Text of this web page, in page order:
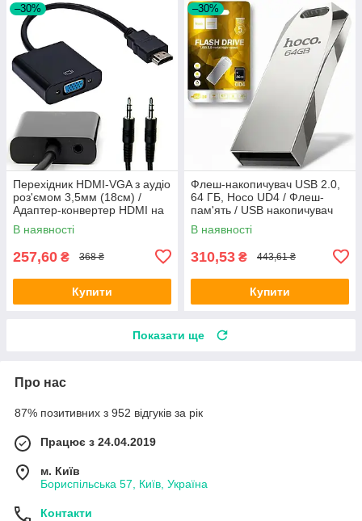
–30%
Перехідник HDMI-VGA з аудіо
роз'ємом 3,5мм (18см) /
Адаптер-конвертер HDMI на
VGA / Кабель HDMI VGA
В наявності
257,60 ₴ 368 ₴
Купити
–30%
Флеш-накопичувач USB 2.0,
64 ГБ, Hoco UD4 / Флеш-
пам'ять / USB накопичувач
для ноутбука / Флешка
металева
В наявності
310,53 ₴ 443,61 ₴
Купити
Показати ще
Про нас
87% позитивних з 952 відгуків за рік
Працює з 24.04.2019
м. Київ
Бориспільська 57, Київ, Україна
Контакти